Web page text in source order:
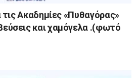
τις Ακαδημίες «Πυθαγόρας»
και χαμόγελα .(φωτό